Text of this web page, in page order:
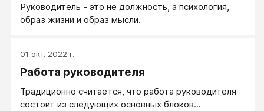
Руководитель - это не должность, а психология,
образ жизни и образ мысли.
01 окт. 2022 г.
Работа руководителя
Традиционно считается, что работа руководителя
состоит из следующих основных блоков...